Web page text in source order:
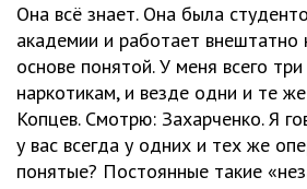
Она всё знает. Она была
академии и работает внештатно
основе понятой. У меня всего
наркотикам, и везде одни и те
Копцев. Смотрю: Захарченко. Я
у вас всегда у одних и тех же
понятые? Постоянные такие